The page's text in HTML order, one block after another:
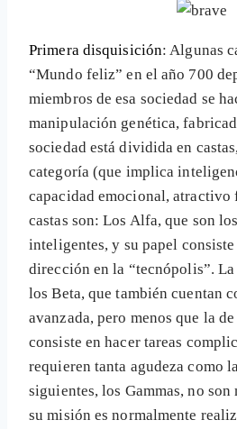
Primera disquisición: Algunas
“Mundo feliz” en el año 700
miembros de esa sociedad se
manipulación genética,
sociedad está dividida en
categoría (que implica
capacidad emocional, atractivo
castas son: Los Alfa, que son
inteligentes, y su papel
dirección en la “tecnópolis”.
los Beta, que también cuentan
avanzada, pero menos que la
consiste en hacer tareas
requieren tanta agudeza como
siguientes, los Gammas, no
su misión es normalmente